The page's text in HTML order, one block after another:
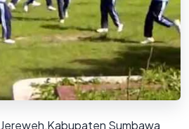
Jereweh,Kabupaten Sumbawa